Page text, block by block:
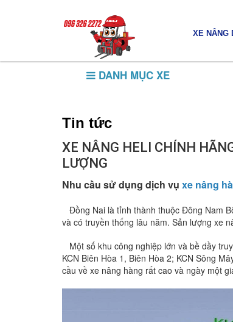
XE NÂNG
DANH MỤC XE
Tin tức
XE NÂNG HELI CHÍNH
LƯỢNG
Nhu cầu sử dụng dịch vụ xe nâng
Đồng Nai là tỉnh thành thuộc Đông Nam
và có truyền thống lâu năm. Sản lượng xe
Một số khu công nghiệp lớn và bề dầy
KCN Biên Hòa 1, Biên Hòa 2; KCN Sông
cầu về xe nâng hàng rất cao và ngày một